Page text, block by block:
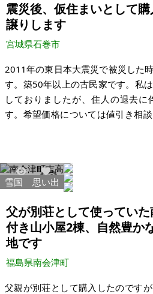
室稼働中 希望
震災後、仮住まいとして
譲りします
宮城県石巻市
2011年の東日本大震災で被災した
す。築50年以上の古民家です。私
しておりましたが、住人の退去に
す。希望価格については値引き相
民家である事を承知の上、検討をお願いしま
※古屋付土地 場所：宮城県石巻市
物：20坪くらい 構造：木造 現況
（値引き相
24408 176
雪国 思い出
父が別荘として使ってい
付き山小屋2棟、自然豊か
地です
福島県南会津町
父親が別荘として購入したのです